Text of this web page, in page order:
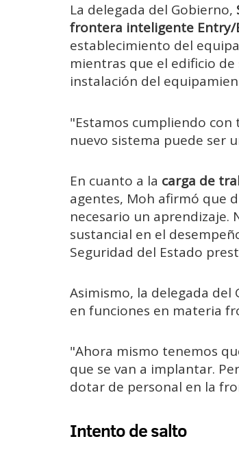
La delegada del Gobierno,
frontera inteligente Entry/
establecimiento del
mientras que el edificio
instalación del
"Estamos cumpliendo con
nuevo sistema puede ser
En cuanto a la carga de
agentes, Moh afirmó que
necesario un
sustancial en el
Seguridad del Estado
Asimismo, la delegada
en funciones en materia
"Ahora mismo tenemos
que se van a implantar.
dotar de personal en la
Intento de salto